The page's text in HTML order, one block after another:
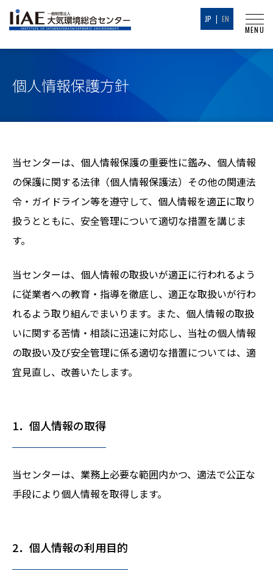
JP | EN
個人情報保護方針
当センターは、個人情報保護の重要性に鑑み、個人情報
の保護に関する法律（個人情報保護法）その他の関連法
令・ガイドライン等を遵守して、個人情報を適正に取り
扱うとともに、安全管理について適切な措置を講じま
す。
当センターは、個人情報の取扱いが適正に行われるよう
に従業者への教育・指導を徹底し、適正な取扱いが行わ
れるよう取り組んでまいります。また、個人情報の取扱
いに関する苦情・相談に迅速に対応し、当社の個人情報
の取扱い及び安全管理に係る適切な措置については、適
宜見直し、改善いたします。
1．個人情報の取得
当センターは、業務上必要な範囲内かつ、適法で公正な
手段により個人情報を取得します。
2．個人情報の利用目的